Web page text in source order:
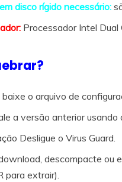
disco rígido necessário:
Processador Intel Dual
baixe o arquivo de
a versão anterior
Desligue o Virus Guard.
descompacte ou
para extrair).